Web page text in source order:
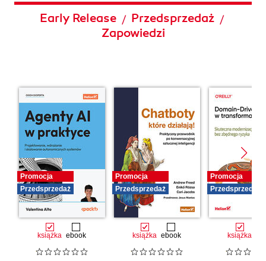
Early Release / Przedsprzedaż /
Zapowiedzi
Promocja
Przedsprzedaż
książka ebook
Promocja
Przedsprzedaż
książka ebook
Promocja
Przedsprzedaż
książka